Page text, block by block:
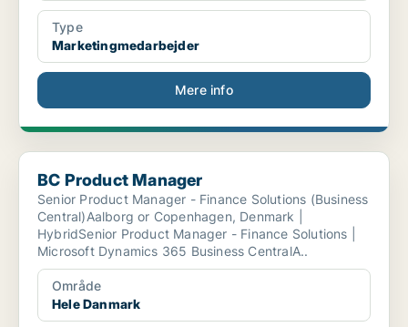
Type
Marketingmedarbejder
Mere info
BC Product Manager
BC Product Manager
Senior Product Manager - Finance Solutions (Business
Central)Aalborg or Copenhagen, Denmark |
HybridSenior Product Manager - Finance Solutions |
Microsoft Dynamics 365 Business CentralA..
Område
Hele Danmark